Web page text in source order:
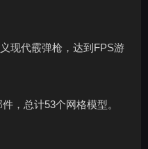
现代霰弹枪，达到FPS游
，总计53个网格模型。